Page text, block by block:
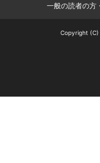
一般の読者の方
Copyright (C)